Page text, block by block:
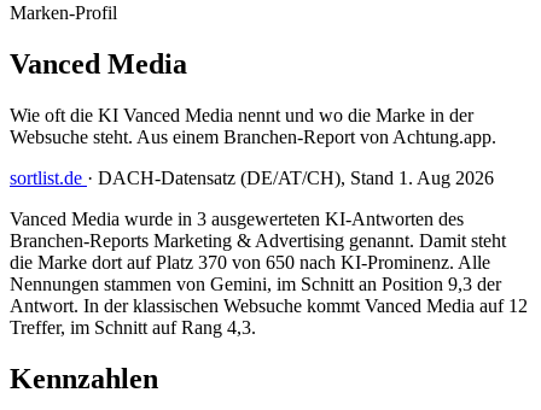
Marken-Profil
Vanced Media
Wie oft die KI Vanced Media nennt und wo die Marke in der
Websuche steht. Aus einem Branchen-Report von Achtung.app.
sortlist.de · DACH-Datensatz (DE/AT/CH), Stand 1. Aug 2026
Vanced Media wurde in 3 ausgewerteten KI-Antworten des
Branchen-Reports Marketing & Advertising genannt. Damit steht
die Marke dort auf Platz 370 von 650 nach KI-Prominenz. Alle
Nennungen stammen von Gemini, im Schnitt an Position 9,3 der
Antwort. In der klassischen Websuche kommt Vanced Media auf 12
Treffer, im Schnitt auf Rang 4,3.
Kennzahlen